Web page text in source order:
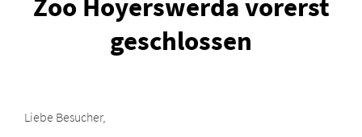
Zoo Hoyerswerda vorerst
geschlossen
Liebe Besucher,